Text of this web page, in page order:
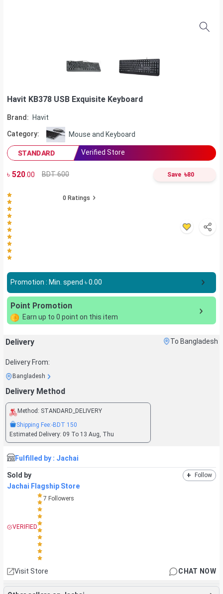
Havit KB378 USB Exquisite Keyboard
Brand: Havit
Category: Mouse and Keyboard
STANDARD Verified Store
৳ 520.00 BDT 600 Save ৳80
0 Ratings
Promotion : Min. spend ৳0.00
Point Promotion
Earn up to 0 point on this item
Delivery To Bangladesh
Delivery From:
Bangladesh
Delivery Method
Method: STANDARD_DELIVERY
Shipping Fee:-BDT 150
Estimated Delivery: 09 To 13 Aug, Thu
Fulfilled by : Jachai
Sold by + Follow
Jachai Flagship Store
VERIFIED
7 Followers
Visit Store CHAT NOW